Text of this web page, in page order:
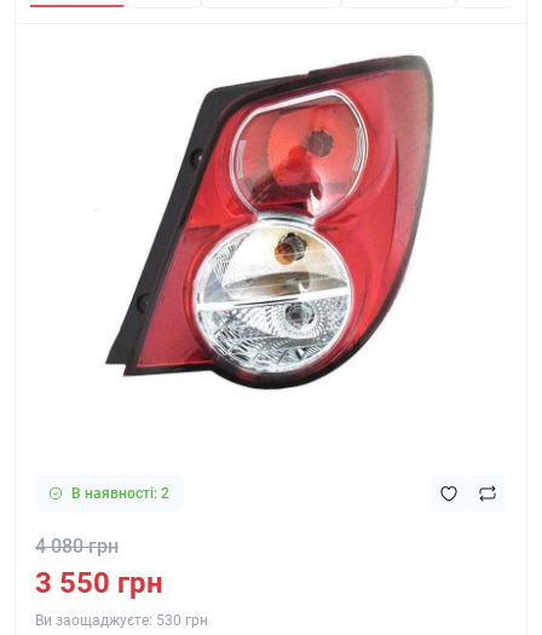
В наявності: 2
4 080 грн
3 550 грн
Ви заощаджуєте: 530 грн